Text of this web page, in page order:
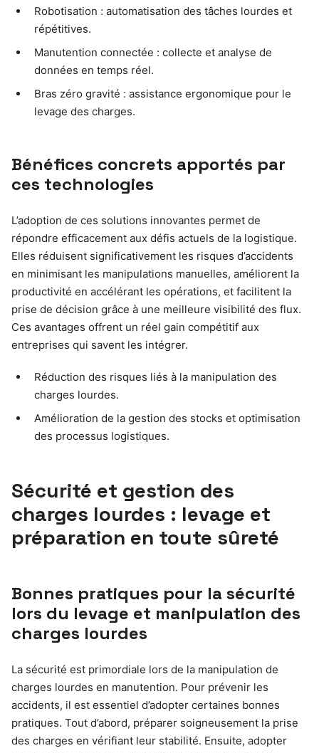
Robotisation : automatisation des tâches lourdes et
répétitives.
Manutention connectée : collecte et analyse de
données en temps réel.
Bras zéro gravité : assistance ergonomique pour le
levage des charges.
Bénéfices concrets apportés par
ces technologies
L’adoption de ces solutions innovantes permet de
répondre efficacement aux défis actuels de la logistique.
Elles réduisent significativement les risques d’accidents
en minimisant les manipulations manuelles, améliorent la
productivité en accélérant les opérations, et facilitent la
prise de décision grâce à une meilleure visibilité des flux.
Ces avantages offrent un réel gain compétitif aux
entreprises qui savent les intégrer.
Réduction des risques liés à la manipulation des
charges lourdes.
Amélioration de la gestion des stocks et optimisation
des processus logistiques.
Sécurité et gestion des
charges lourdes : levage et
préparation en toute sûreté
Bonnes pratiques pour la sécurité
lors du levage et manipulation des
charges lourdes
La sécurité est primordiale lors de la manipulation de
charges lourdes en manutention. Pour prévenir les
accidents, il est essentiel d’adopter certaines bonnes
pratiques. Tout d’abord, préparer soigneusement la prise
des charges en vérifiant leur stabilité. Ensuite, adopter